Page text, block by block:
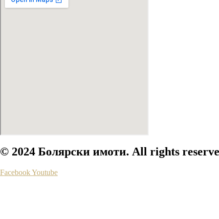
© 2024 Болярски имоти. All rights
FacebookYoutube